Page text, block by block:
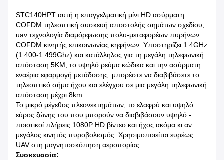
STC140HPT αυτή η επαγγελματική μίνι HD ασύρματη
COFDM τηλεοπτική συσκευή αποστολής σημάτων σχεδίου,
uav τεχνολογία διαμόρφωσης πολυ-μεταφορέων πυρήνων
COFDM κινητής επικοινωνίας κηφήνων. Υποστηρίζει 1.4GHz
(1.400-1.499Ghz) και κατάλληλος για τη μεγάλη τηλεφωνική
απόσταση 5KM, το υψηλό ρεύμα κώδικα και την ασύρματη
εναέρια εφαρμογή μετάδοσης. μπορέστε να διαβιβάσετε το
τηλεοπτικό σήμα ήχου και ελέγχου σε μια μεγάλη τηλεφωνική
απόσταση μέχρι 8km.
Το μικρό μέγεθος πλεονεκτημάτων, το ελαφρύ και υψηλό
εύρος ζώνης του που μπορούν να διαβιβάσουν υψηλό -
ποιοτικοί πλήρεις 1080P HD βίντεο και ήχος ακόμα κι αν
μεγάλος κινητός πυροβολισμός. Χρησιμοποιείται ευρέως
UAV στη μαγνητοσκόπηση αεροπορίας.
Συσκευασία: